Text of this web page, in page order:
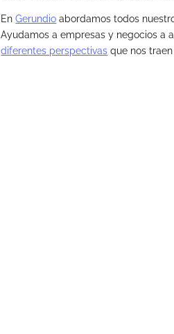
EnGerundio abordamos todos
Ayudamos a empresas y negocios a
diferentes perspectivas que nos